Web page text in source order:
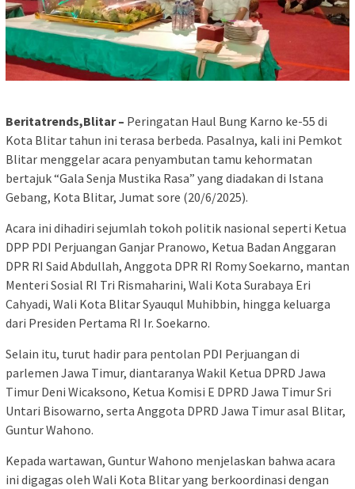
Beritatrends,Blitar – Peringatan Haul Bung Karno ke-55 di
Kota Blitar tahun ini terasa berbeda. Pasalnya, kali ini Pemkot
Blitar menggelar acara penyambutan tamu kehormatan
bertajuk “Gala Senja Mustika Rasa” yang diadakan di Istana
Gebang, Kota Blitar, Jumat sore (20/6/2025).
Acara ini dihadiri sejumlah tokoh politik nasional seperti Ketua
DPP PDI Perjuangan Ganjar Pranowo, Ketua Badan Anggaran
DPR RI Said Abdullah, Anggota DPR RI Romy Soekarno, mantan
Menteri Sosial RI Tri Rismaharini, Wali Kota Surabaya Eri
Cahyadi, Wali Kota Blitar Syauqul Muhibbin, hingga keluarga
dari Presiden Pertama RI Ir. Soekarno.
Selain itu, turut hadir para pentolan PDI Perjuangan di
parlemen Jawa Timur, diantaranya Wakil Ketua DPRD Jawa
Timur Deni Wicaksono, Ketua Komisi E DPRD Jawa Timur Sri
Untari Bisowarno, serta Anggota DPRD Jawa Timur asal Blitar,
Guntur Wahono.
Kepada wartawan, Guntur Wahono menjelaskan bahwa acara
ini digagas oleh Wali Kota Blitar yang berkoordinasi dengan